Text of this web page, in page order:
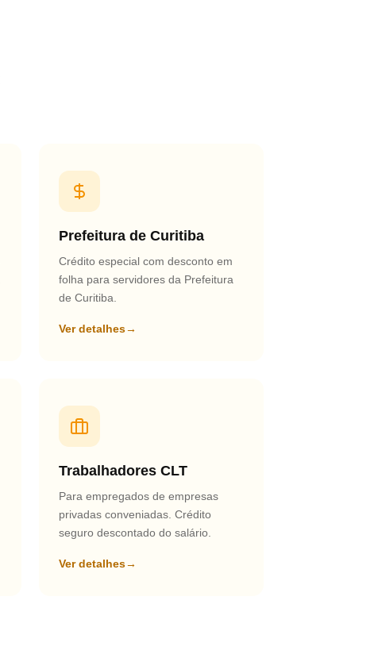
Prefeitura de Curitiba
Crédito especial com desconto em
folha para servidores da Prefeitura
de Curitiba.
Ver detalhes→
Trabalhadores CLT
Para empregados de empresas
privadas conveniadas. Crédito
seguro descontado do salário.
Ver detalhes→